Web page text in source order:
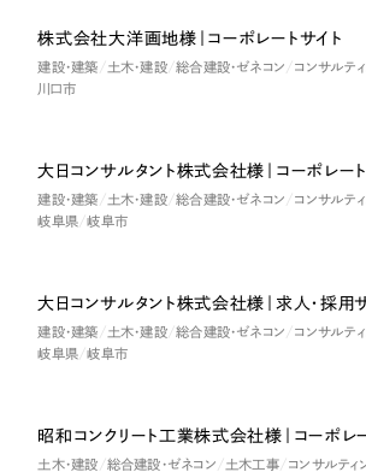
株式会社大洋画地様｜コーポレートサイト
建設・建築 土木・建設 総合建設・ゼネコン コンサルテ
川口市
大日コンサルタント株式会社様｜コーポレート
建設・建築 土木・建設 総合建設・ゼネコン コンサルテ
岐阜県
岐阜市
大日コンサルタント株式会社様｜求人・採用
建設・建築 土木・建設 総合建設・ゼネコン コンサルテ
岐阜県
岐阜市
昭和コンクリート工業株式会社様｜コーポレ
土木・建設 総合建設・ゼネコン 土木工事 コンサルティ